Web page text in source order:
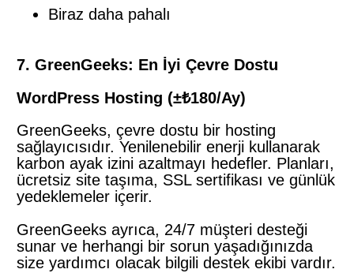
Biraz daha pahalı
7. GreenGeeks: En İyi Çevre Dostu
WordPress Hosting (±₺180/Ay)
GreenGeeks, çevre dostu bir hosting
sağlayıcısıdır. Yenilenebilir enerji kullanarak
karbon ayak izini azaltmayı hedefler. Planları,
ücretsiz site taşıma, SSL sertifikası ve günlük
yedeklemeler içerir.
GreenGeeks ayrıca, 24/7 müşteri desteği
sunar ve herhangi bir sorun yaşadığınızda
size yardımcı olacak bilgili destek ekibi vardır.